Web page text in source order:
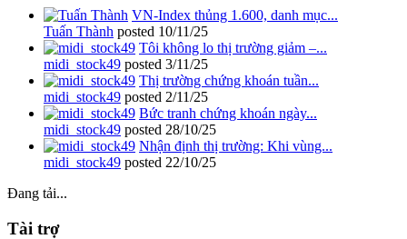
VN-Index thủng 1.600, danh mục...
Tuấn Thành posted 10/11/25
Tôi không lo thị trường giảm –...
midi_stock49 posted 3/11/25
Thị trường chứng khoán tuần...
midi_stock49 posted 2/11/25
Bức tranh chứng khoán ngày...
midi_stock49 posted 28/10/25
Nhận định thị trường: Khi vùng...
midi_stock49 posted 22/10/25
Đang tải...
Tài trợ